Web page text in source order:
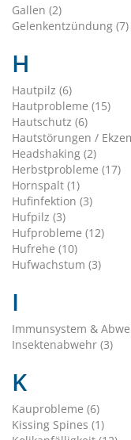
Gallen (2)
Gelenkentzündung (7)
H
Hautpilz (6)
Hautprobleme (15)
Hautschutz (6)
Hautstörungen /
Headshaking (2)
Herbstprobleme (17)
Hornspalt (1)
Hufinfektion (3)
Hufpilz (3)
Hufprobleme (12)
Hufrehe (10)
Hufwachstum (3)
I
Immunsystem &
Insektenabwehr (3)
K
Kauprobleme (6)
Kissing Spines (1)